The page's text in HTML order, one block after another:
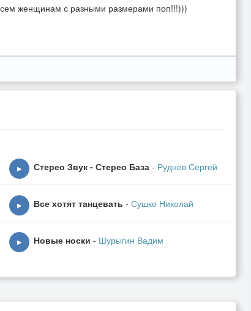
женщинам с разными размерами поп!!!)))
▶ Стерео Звук - Стерео База - Руднев Сергей
▶ Все хотят танцевать - Сушко Николай
▶ Новые носки - Шурыгин Вадим